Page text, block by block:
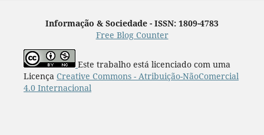
Informação & Sociedade - ISSN: 1809-4783
Free Blog Counter
Este trabalho está licenciado com uma
Licença Creative Commons - Atribuição-NãoComercial
4.0 Internacional